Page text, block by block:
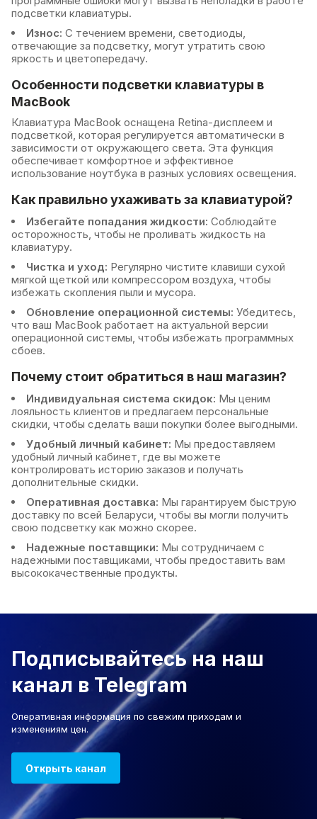
подсветки клавиатуры.
Износ: С течением времени, светодиоды,
отвечающие за подсветку, могут утратить свою
яркость и цветопередачу.
Особенности подсветки клавиатуры в
MacBook
Клавиатура MacBook оснащена Retina-дисплеем и
подсветкой, которая регулируется автоматически в
зависимости от окружающего света. Эта функция
обеспечивает комфортное и эффективное
использование ноутбука в разных условиях освещения.
Как правильно ухаживать за клавиатурой?
Избегайте попадания жидкости: Соблюдайте
осторожность, чтобы не проливать жидкость на
клавиатуру.
Чистка и уход: Регулярно чистите клавиши сухой
мягкой щеткой или компрессором воздуха, чтобы
избежать скопления пыли и мусора.
Обновление операционной системы: Убедитесь,
что ваш MacBook работает на актуальной версии
операционной системы, чтобы избежать программных
сбоев.
Почему стоит обратиться в наш магазин?
Индивидуальная система скидок: Мы ценим
лояльность клиентов и предлагаем персональные
скидки, чтобы сделать ваши покупки более выгодными.
Удобный личный кабинет: Мы предоставляем
удобный личный кабинет, где вы можете
контролировать историю заказов и получать
дополнительные скидки.
Оперативная доставка: Мы гарантируем быструю
доставку по всей Беларуси, чтобы вы могли получить
свою подсветку как можно скорее.
Надежные поставщики: Мы сотрудничаем с
надежными поставщиками, чтобы предоставить вам
высококачественные продукты.
Подписывайтесь на наш
канал в Telegram
Оперативная информация по свежим приходам и
изменениям цен.
Открыть канал